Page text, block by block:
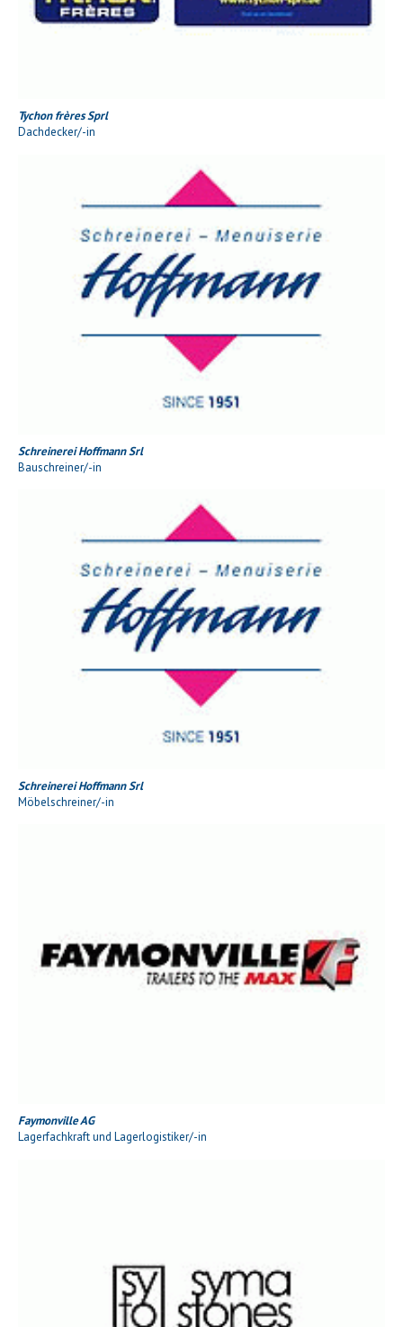
Tychon frères Sprl
Dachdecker/-in
Schreinerei Hoffmann Srl
Bauschreiner/-in
Schreinerei Hoffmann Srl
Möbelschreiner/-in
Faymonville AG
Lagerfachkraft und Lagerlogistiker/-in